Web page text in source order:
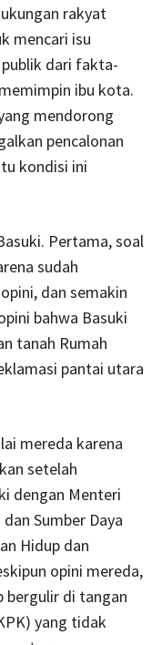
rakyat
mencari isu
dari fakta-
ibu kota.
mendorong
pencalonan
kondisi ini
Pertama, soal
sudah
dan semakin
bahwa Basuki
tanah Rumah
pantai utara
mereda karena
setelah
dengan Menteri
Sumber Daya
Hidup dan
opini mereda,
bergulir di tangan
yang tidak